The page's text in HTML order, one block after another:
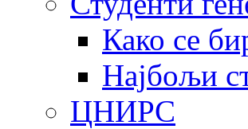
Како се
Најбољи
ЦНИРС